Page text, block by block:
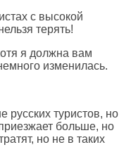
с высокой
терять!
я должна вам
изменилась.
туристов, но
больше, но
но не в таких